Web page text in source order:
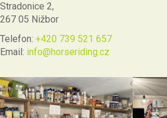
Stradonice 2,
267 05 Nižbor
Telefon: +420 739 521 657
Email: info@horseriding.cz